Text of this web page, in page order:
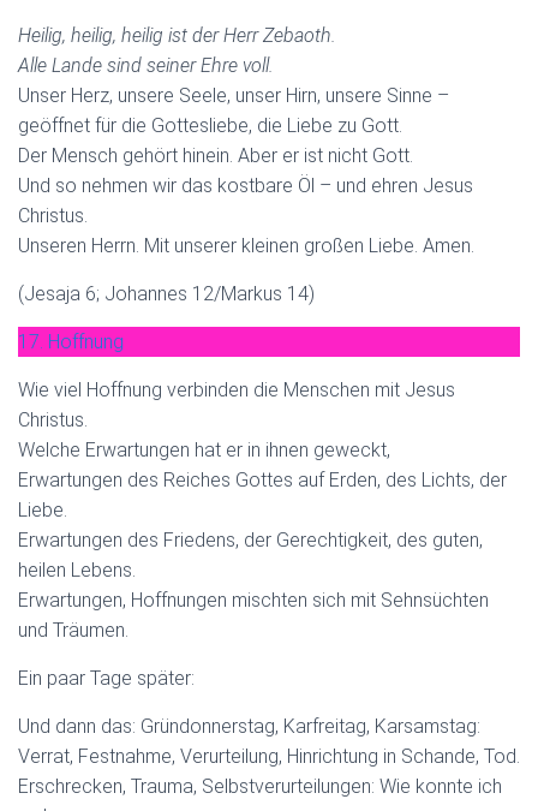
Heilig, heilig, heilig ist der Herr Zebaoth.
Alle Lande sind seiner Ehre voll.
Unser Herz, unsere Seele, unser Hirn, unsere Sinne –
geöffnet für die Gottesliebe, die Liebe zu Gott.
Der Mensch gehört hinein. Aber er ist nicht Gott.
Und so nehmen wir das kostbare Öl – und ehren Jesus
Christus.
Unseren Herrn. Mit unserer kleinen großen Liebe. Amen.
(Jesaja 6; Johannes 12/Markus 14)
17. Hoffnung
Wie viel Hoffnung verbinden die Menschen mit Jesus
Christus.
Welche Erwartungen hat er in ihnen geweckt,
Erwartungen des Reiches Gottes auf Erden, des Lichts, der
Liebe.
Erwartungen des Friedens, der Gerechtigkeit, des guten,
heilen Lebens.
Erwartungen, Hoffnungen mischten sich mit Sehnsüchten
und Träumen.
Ein paar Tage später:
Und dann das: Gründonnerstag, Karfreitag, Karsamstag:
Verrat, Festnahme, Verurteilung, Hinrichtung in Schande, Tod.
Erschrecken, Trauma, Selbstverurteilungen: Wie konnte ich